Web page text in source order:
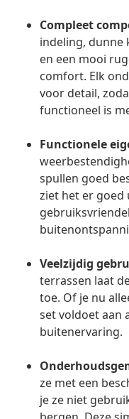
Compleet
indeling, dunne
en een mooi
comfort. Elk
voor detail,
functioneel is
Functionele
spullen goed
ziet het er goed
Veelzijdig
terrassen laat
toe. Of je nu
set voldoet aan
buitenervaring.
ze met een
je ze niet